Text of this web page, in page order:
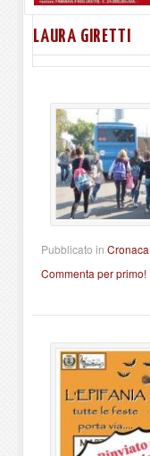
LAURA GIRETTI
Pubblicato in Cronaca
Commenta per primo!